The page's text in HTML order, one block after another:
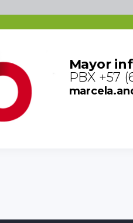
Mayor
PBX +57